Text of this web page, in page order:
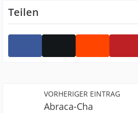
Teilen
VORHERIGER EINTRAG
Abraca-Cha